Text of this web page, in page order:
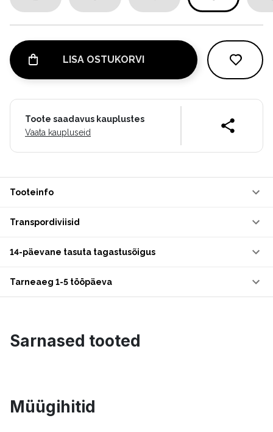
LISA OSTUKORVI
Toote saadavus kauplustes
Vaata kaupluseid
Tooteinfo
Transpordiviisid
14-päevane tasuta tagastusõigus
Tarneaeg 1-5 tööpäeva
Sarnased tooted
Müügihitid